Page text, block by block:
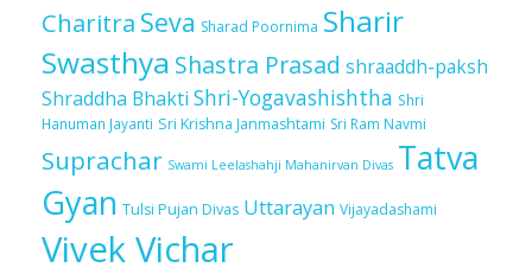
Charitra Seva Sharad Poornima Sharir
Swasthya Shastra Prasad shraaddh-paksh
Shraddha Bhakti Shri-Yogavashishtha Shri
Hanuman Jayanti Sri Krishna Janmashtami Sri Ram Navmi
Suprachar Swami Leelashahji Mahanirvan Divas Tatva
Gyan Tulsi Pujan Divas Uttarayan Vijayadashami
Vivek Vichar